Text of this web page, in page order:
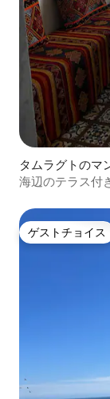
タムラグトのマ
海辺のテラス付
ゲストチョイス
ゲストチョイス